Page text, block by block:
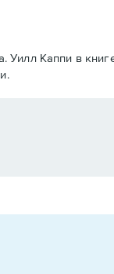
Уилл Каппи в